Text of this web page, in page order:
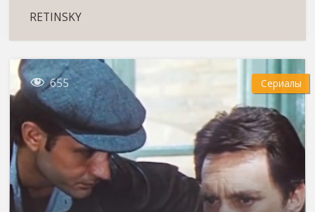
RETINSKY
 655 Сериалы